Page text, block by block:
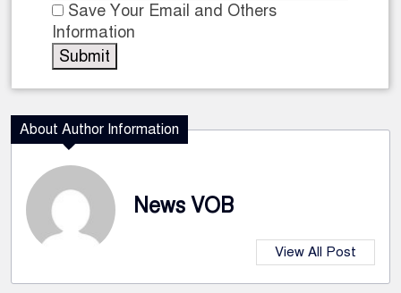
Save Your Email and Others
Information
About Author Information
News VOB
View All Post